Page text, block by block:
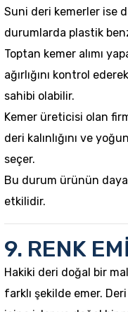
Suni deri kemerler ise
durumlarda plastik
Toptan kemer alımı
ağırlığını kontrol
sahibi olabilir.
Kemer üreticisi olan
deri kalınlığını ve
seçer.
Bu durum ürünün
etkilidir.
9. RENK
Hakiki deri doğal bir
farklı şekilde emer.